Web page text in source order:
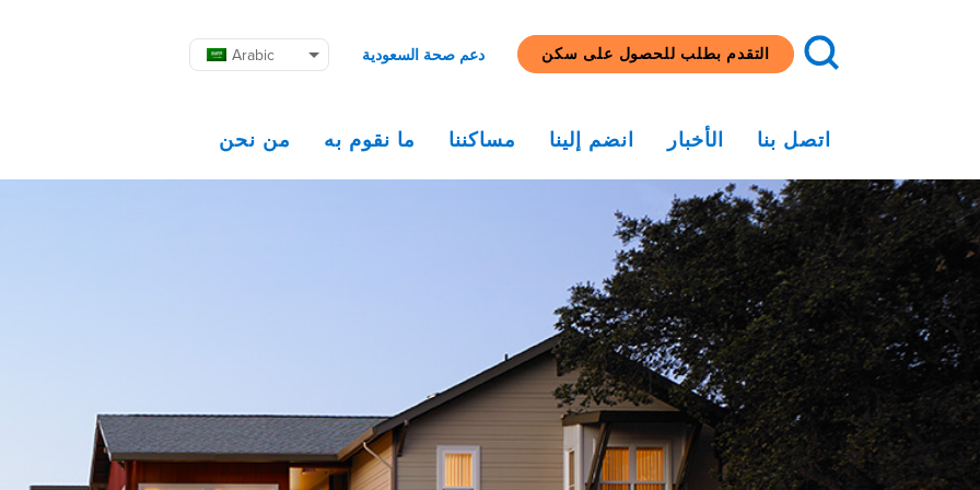
Arabic دعم صحة السعودية التقدم بطلب للحصول على سكن
من نحن ما نقوم به مساكننا انضم إلينا الأخبار اتصل بنا